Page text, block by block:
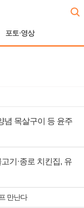
포토·영상
념 목살구이 등 윤주
기·종로 치킨집, 유
만난다